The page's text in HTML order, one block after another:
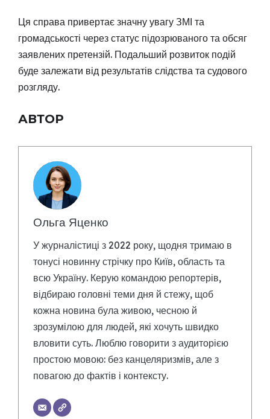
Ця справа привертає значну увагу ЗМІ та
громадськості через статус підозрюваного та обсяг
заявлених претензій. Подальший розвиток подій
буде залежати від результатів слідства та судового
розгляду.
АВТОР
Ольга Яценко
У журналістиці з 2022 року, щодня тримаю в
тонусі новинну стрічку про Київ, область та
всю Україну. Керую командою репортерів,
відбираю головні теми дня й стежу, щоб
кожна новина була живою, чесною й
зрозумілою для людей, які хочуть швидко
вловити суть. Люблю говорити з аудиторією
простою мовою: без канцеляризмів, але з
повагою до фактів і контексту.